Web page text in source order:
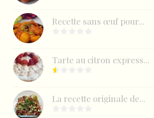
Recette sans œuf pour...
Tarte au citron express...
La recette originale de...